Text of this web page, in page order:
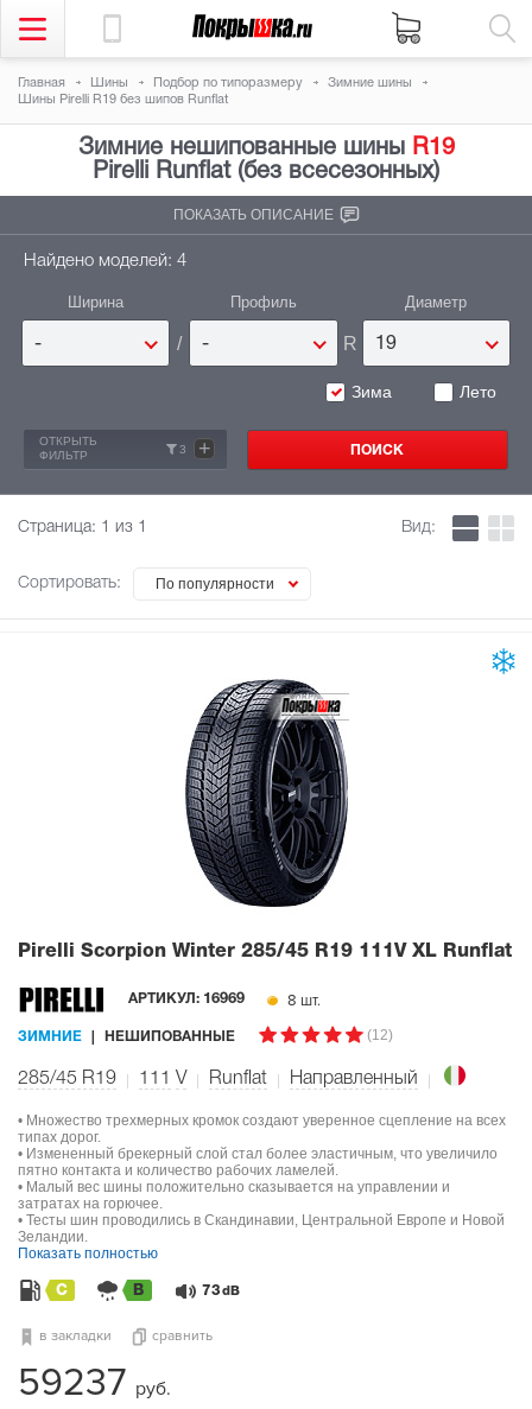
Главная Шины Подбор по типоразмеру
Зимние шины
Шины Pirelli R19 без шипов Runflat
Зимние нешипованные шины
R19
Pirelli Runflat (без всесезонных)
ПОКАЗАТЬ ОПИСАНИЕ
Найдено моделей: 4
Ширина
- /
Профиль
- R
Диаметр
19
Зима Лето
ОТКРЫТЬ
ФИЛЬТР
3 +
Страница: 1 из 1
Сортировать: По популярности
Вид:
Pirelli Scorpion Winter 285/45 R19 111V XL Runflat
АРТИКУЛ: 16969 8 шт.
ЗИМНИЕ НЕШИПОВАННЫЕ (12)
285/45 R19 111 V Runflat Направленный
• Множество трехмерных кромок создают уверенное сцепление на всех
типах дорог.
• Измененный брекерный слой стал более эластичным, что увеличило
пятно контакта и количество рабочих ламелей.
• Малый вес шины положительно сказывается на управлении и
затратах на горючее.
• Тесты шин проводились в Скандинавии, Центральной Европе и Новой
Зеландии.
Показать полностью
C B 73 dB
в закладки сравнить
59237 руб.